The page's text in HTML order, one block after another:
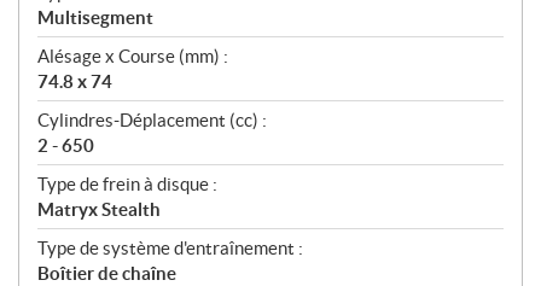
a
t
i
o
n
s
Multisegment
Alésage x Course (mm) :
74.8 x 74
Cylindres-Déplacement (cc) :
2 - 650
Type de frein à disque :
Matryx Stealth
Type de système d'entraînement :
Boîtier de chaîne